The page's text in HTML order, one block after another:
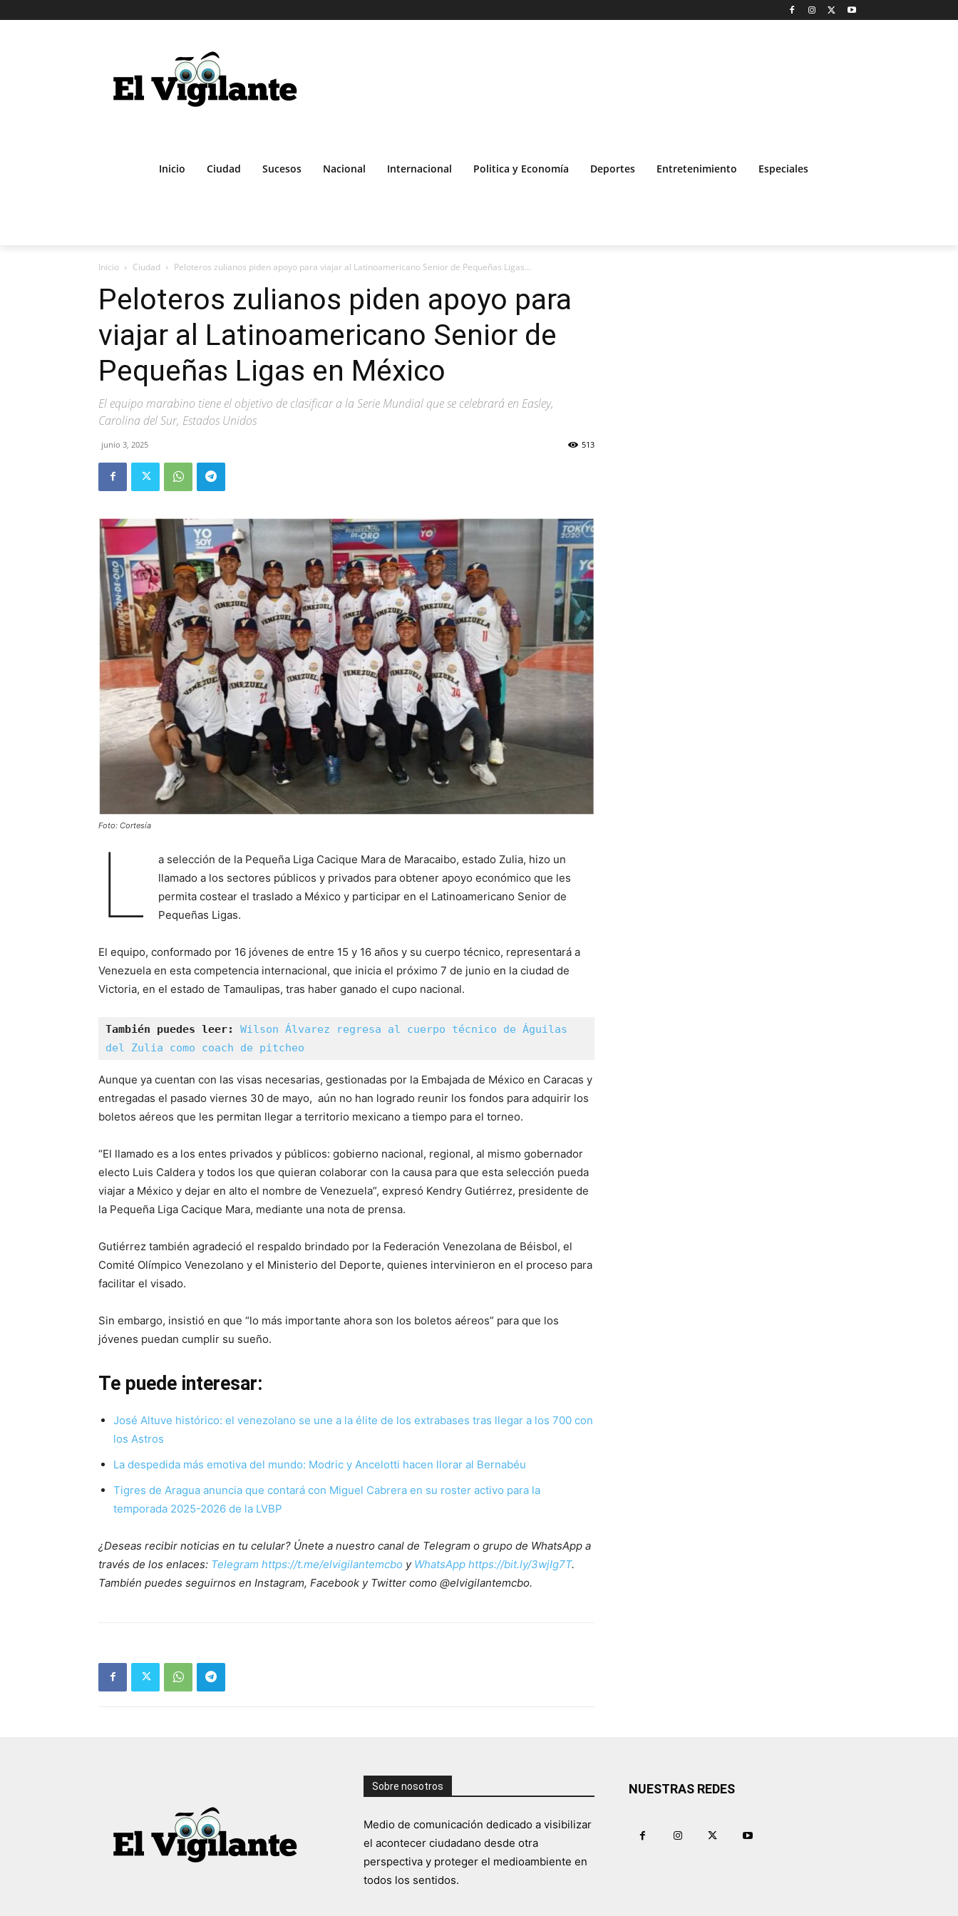
Inicio Ciudad Sucesos Nacional Internacional Politica y Economía Deportes Entretenimiento Especiales
Inicio Ciudad Peloteros zulianos piden apoyo para viajar al Latinoamericano Senior de Pequeñas Ligas...
Peloteros zulianos piden apoyo para
viajar al Latinoamericano Senior de
Pequeñas Ligas en México
El equipo marabino tiene el objetivo de clasificar a la Serie Mundial que se celebrará en Easley,
Carolina del Sur, Estados Unidos
junio 3, 2025 513
Foto: Cortesía
L
a selección de la Pequeña Liga Cacique Mara de Maracaibo, estado Zulia, hizo un
llamado a los sectores públicos y privados para obtener apoyo económico que les
permita costear el traslado a México y participar en el Latinoamericano Senior de
Pequeñas Ligas.
El equipo, conformado por 16 jóvenes de entre 15 y 16 años y su cuerpo técnico, representará a
Venezuela en esta competencia internacional, que inicia el próximo 7 de junio en la ciudad de
Victoria, en el estado de Tamaulipas, tras haber ganado el cupo nacional.
También puedes leer:
Wilson Álvarez regresa al cuerpo técnico de Águilas
del Zulia como coach de pitcheo
Aunque ya cuentan con las visas necesarias, gestionadas por la Embajada de México en Caracas y
entregadas el pasado viernes 30 de mayo, aún no han logrado reunir los fondos para adquirir los
boletos aéreos que les permitan llegar a territorio mexicano a tiempo para el torneo.
“El llamado es a los entes privados y públicos: gobierno nacional, regional, al mismo gobernador
electo Luis Caldera y todos los que quieran colaborar con la causa para que esta selección pueda
viajar a México y dejar en alto el nombre de Venezuela”, expresó Kendry Gutiérrez, presidente de
la Pequeña Liga Cacique Mara, mediante una nota de prensa.
Gutiérrez también agradeció el respaldo brindado por la Federación Venezolana de Béisbol, el
Comité Olímpico Venezolano y el Ministerio del Deporte, quienes intervinieron en el proceso para
facilitar el visado.
Sin embargo, insistió en que “lo más importante ahora son los boletos aéreos” para que los
jóvenes puedan cumplir su sueño.
Te puede interesar:
José Altuve histórico: el venezolano se une a la élite de los extrabases tras llegar a los 700 con
los Astros
La despedida más emotiva del mundo: Modric y Ancelotti hacen llorar al Bernabéu
Tigres de Aragua anuncia que contará con Miguel Cabrera en su roster activo para la
temporada 2025-2026 de la LVBP
¿Deseas recibir noticias en tu celular? Únete a nuestro canal de Telegram o grupo de WhatsApp a
través de los enlaces: Telegram https://t.me/elvigilantemcbo y WhatsApp https://bit.ly/3wjIg7T.
También puedes seguirnos en Instagram, Facebook y Twitter como @elvigilantemcbo.
Sobre nosotros
Medio de comunicación dedicado a visibilizar
el acontecer ciudadano desde otra
perspectiva y proteger el medioambiente en
todos los sentidos.
NUESTRAS REDES